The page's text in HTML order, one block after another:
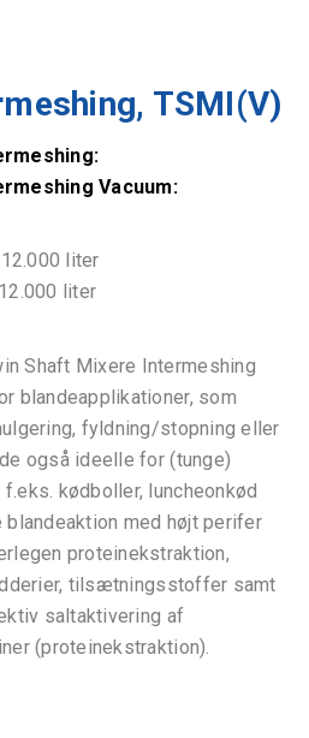
TSMI(V)
Vacuum:
liter
liter
Shaft Mixere Intermeshing
blandeapplikationer, som
fyldning/stopning eller
også ideelle for (tunge)
kødboller, luncheonkød
blandeaktion med højt perifer
proteinekstraktion,
tilsætningsstoffer samt
saltaktivering af
(proteinekstraktion).